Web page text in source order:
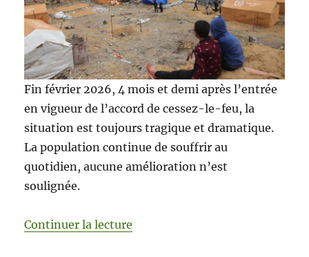
Fin février 2026, 4 mois et demi après l’entrée
en vigueur de l’accord de cessez-le-feu, la
situation est toujours tragique et dramatique.
La population continue de souffrir au
quotidien, aucune amélioration n’est
soulignée.
Continuer la lecture